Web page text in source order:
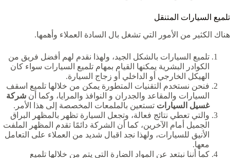
تلميع السيارات المتنقل
هناك الكثير من الأمور التي تشغل بال السادة العملاء وأهمها.
تلميع السيارات بالشكل الجيد، ولهذا نقدم لهم أفضل فريق من
الكوادر البشرية يمكنها القيام بمهام تلميع السيارات سواء كان
الهيكل الخارجي أو الداخلي أو زجاج السيارة.
فنحن نستخدم التقنيات المتطورة يمكن من خلالها تلميع اسقف
السيارات والمقاعد والجدران و النوافذ والمرايا، وكما أن شركة
غسيل السيارات تستعين بالملمعات المخصصة إلى هذا الأمر.
والتي تعطي نتائج فعالة، وتجعل السيارة تظهر بالمظهر البراق
الجميل أمام الآخرين، كما أن الشركة دائمًا تقدم المظهر الملفت
الأنيق للسيارات، ولهذا نجد اقبال شديد من العملاء على التعامل
معها.
كما أننا نبتعد عن المواد الضارة التي يتم من خلالها تلميع